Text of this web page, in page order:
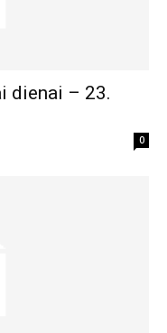
dienai – 23.
0